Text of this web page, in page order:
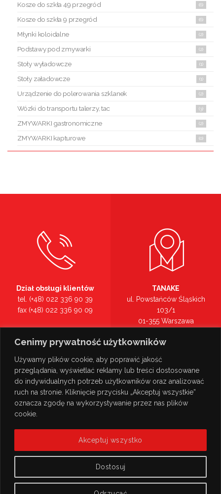
Cenimy prywatność użytkowników
Używamy plików cookie, aby poprawić jakość
przeglądania, wyświetlać reklamy lub treści dostosowane
do indywidualnych potrzeb użytkowników oraz analizować
ruch na stronie. Kliknięcie przycisku „Akceptuj wszystkie”
oznacza zgodę na wykorzystywanie przez nas plików
cookie.
Dostosuj
Akceptuj wszystko
Kosze do szkła 49 przegród (6)
Kosze do szkła 9 przegród (6)
Młynki koloidalne (2)
Podstawy pod zmywarki (2)
Stoły wyładowcze (1)
Stoły załadowcze (1)
Urządzenie do polerowania szklanek (2)
Wózki do transportu talerzy, tac (3)
ZMYWARKI gastronomiczne (2)
ZMYWARKI kapturowe (0)
Dział obsługi klientów
tel. (+48) 022 336 90 39
fax (+48) 022 336 90 09
tel. (+48) 022 336 90 00
TANAKE
ul. Powstańców Śląskich
103/1
01-355 Warszawa
Zobacz na mapie >